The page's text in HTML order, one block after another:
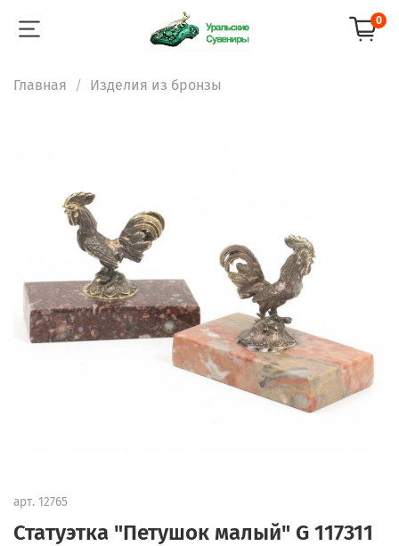
0
Главная Изделия из бронзы
арт. 12765
Статуэтка "Петушок малый" G 117311